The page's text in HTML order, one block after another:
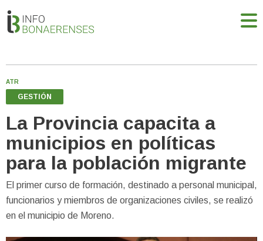
ATR
GESTIÓN
La Provincia capacita a
municipios en políticas
para la población migrante
El primer curso de formación, destinado a personal municipal,
funcionarios y miembros de organizaciones civiles, se realizó
en el municipio de Moreno.